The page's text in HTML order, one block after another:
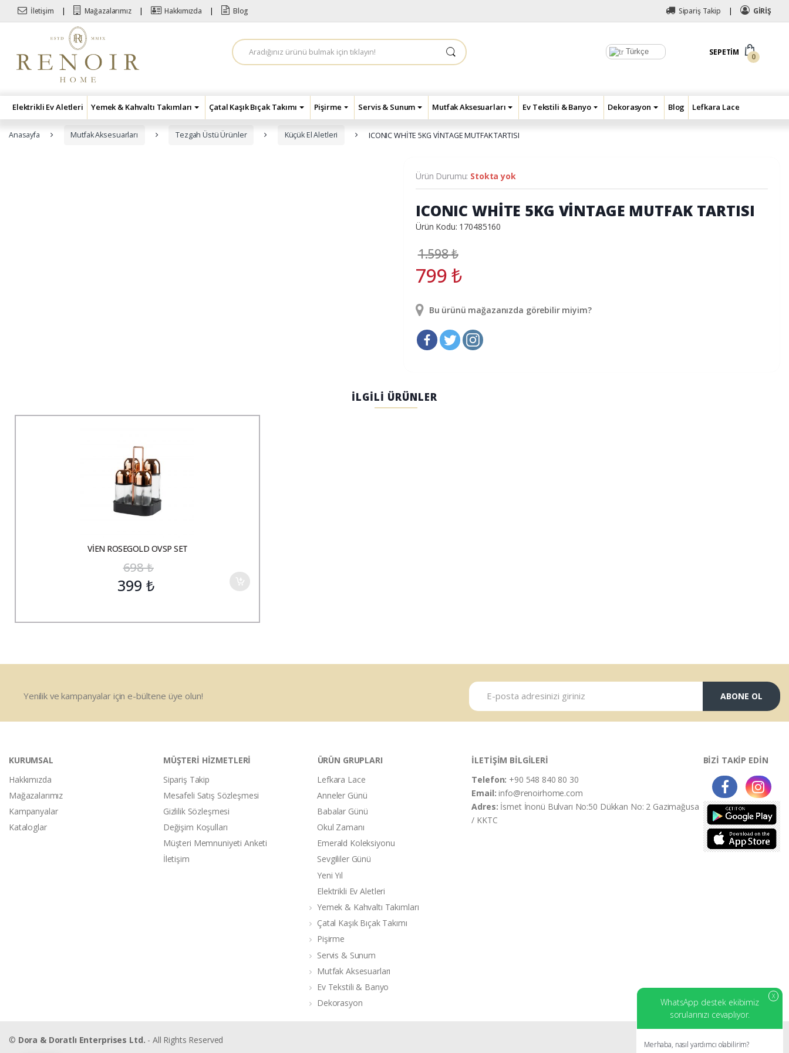
Skip to navigation
Skip to content
İletişim Mağazalarımız Hakkımızda Blog Sipariş Takip GİRİŞ
Türkçe
A
r
a
SEPETIM
0
Elektrikli Ev Aletleri Yemek & Kahvaltı Takımları Çatal Kaşık Bıçak Takımı Pişirme Servis & Sunum Mutfak Aksesuarları Ev Tekstili & Banyo Dekorasyon Blog Lefkara Lace
Anasayfa Mutfak Aksesuarları Tezgah Üstü Ürünler Küçük El Aletleri ICONIC WHİTE 5KG VİNTAGE MUTFAK TARTISI
Ürün Durumu: Stokta yok
ICONIC WHİTE 5KG VİNTAGE MUTFAK TARTISI
Ürün Kodu: 170485160
1.598₺
799₺
Bu ürünü mağazanızda görebilir miyim?
İLGİLİ ÜRÜNLER
VİEN ROSEGOLD OVSP SET
698₺
399 ₺
Yenilik ve kampanyalar için e-bültene üye olun! ABONE OL
KURUMSAL
Hakkımızda
Mağazalarımız
Kampanyalar
Kataloglar
MÜŞTERİ HİZMETLERİ
Sipariş Takip
Mesafeli Satış Sözleşmesi
Gizlilik Sözleşmesi
Değişim Koşulları
Müşteri Memnuniyeti Anketi
İletişim
ÜRÜN GRUPLARI
Lefkara Lace
Anneler Günü
Babalar Günü
Okul Zamanı
Emerald Koleksiyonu
Sevgililer Günü
Yeni Yıl
Elektrikli Ev Aletleri
Yemek & Kahvaltı Takımları
Çatal Kaşık Bıçak Takımı
Pişirme
Servis & Sunum
Mutfak Aksesuarları
Ev Tekstili & Banyo
Dekorasyon
İLETİŞİM BİLGİLERİ
Telefon: +90 548 840 80 30
Email:info@renoirhome.com
Adres: İsmet İnonü Bulvarı No:50 Dükkan No: 2 Gazimağusa
/ KKTC
BİZİ TAKİP EDİN
© Dora & Doratlı Enterprises Ltd. - All Rights Reserved
X
WhatsApp destek ekibimiz
sorularınızı cevaplıyor.
Merhaba, nasıl yardımcı olabilirim?